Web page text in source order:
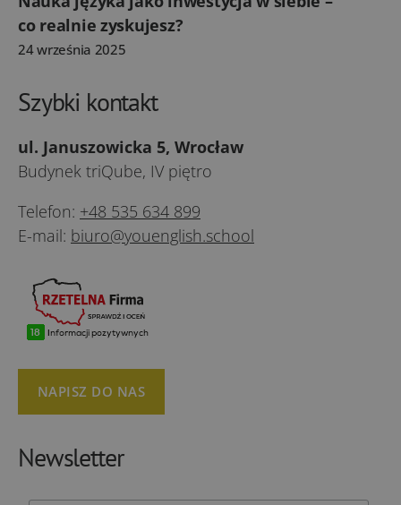
co realnie zyskujesz?
24 września 2025
Szybki kontakt
ul. Januszowicka 5, Wrocław
Budynek triQube, IV piętro
Telefon: +48 535 634 899
E-mail: biuro@youenglish.school
NAPISZ DO NAS
Newsletter